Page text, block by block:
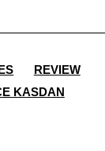
REVIEW
KASDAN